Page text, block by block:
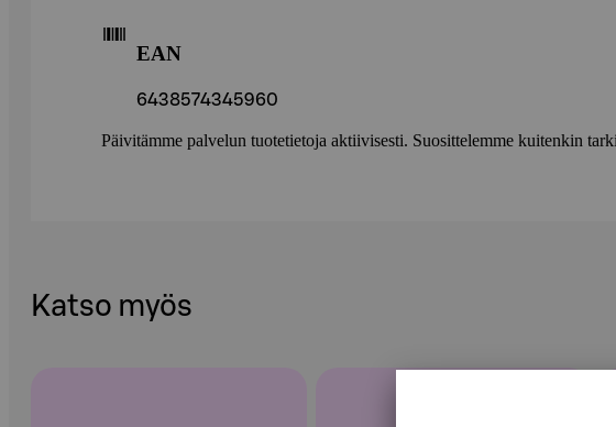
EAN
6438574345960
Päivitämme palvelun tuotetietoja aktiivisesti. Suosittelemme kuitenkin
Katso myös